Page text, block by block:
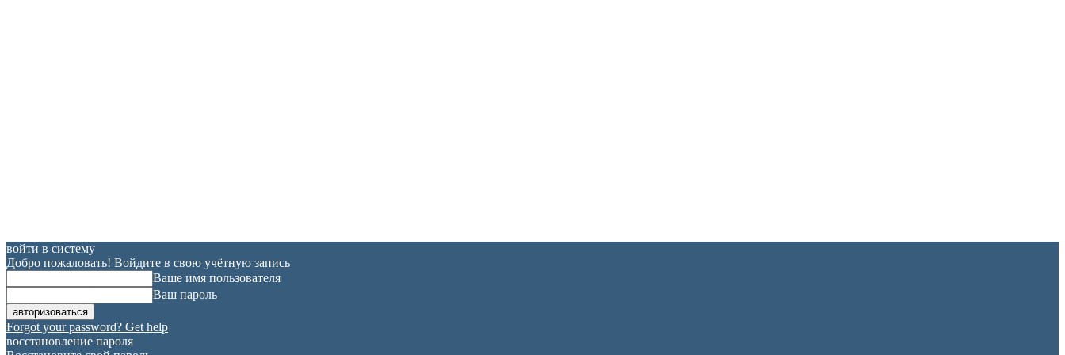
войти в систему
Добро пожаловать! Войдите в свою учётную запись
Ваше имя пользователя
Ваш пароль
Forgot your password? Get help
восстановление пароля